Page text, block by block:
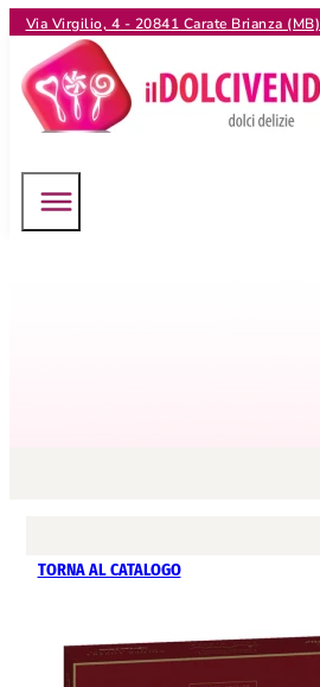
Via Virgilio, 4 - 20841 Carate Brianza (MB)
TORNA AL CATALOGO